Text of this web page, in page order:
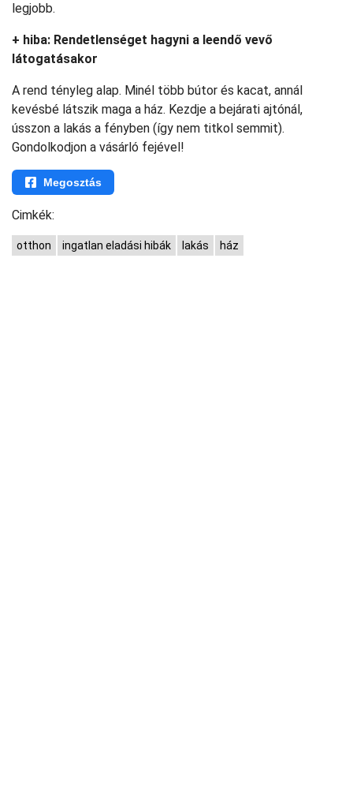
legjobb.
+ hiba: Rendetlenséget hagyni a leendő vevő
látogatásakor
A rend tényleg alap. Minél több bútor és kacat, annál
kevésbé látszik maga a ház. Kezdje a bejárati ajtónál,
ússzon a lakás a fényben (így nem titkol semmit).
Gondolkodjon a vásárló fejével!
Megosztás
Cimkék:
otthon ingatlan eladási hibák lakás ház